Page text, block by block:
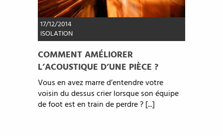
17/12/2014
ISOLATION
COMMENT AMÉLIORER
L’ACOUSTIQUE D’UNE PIÈCE ?
Vous en avez marre d’entendre votre
voisin du dessus crier lorsque son équipe
de foot est en train de perdre ? [...]